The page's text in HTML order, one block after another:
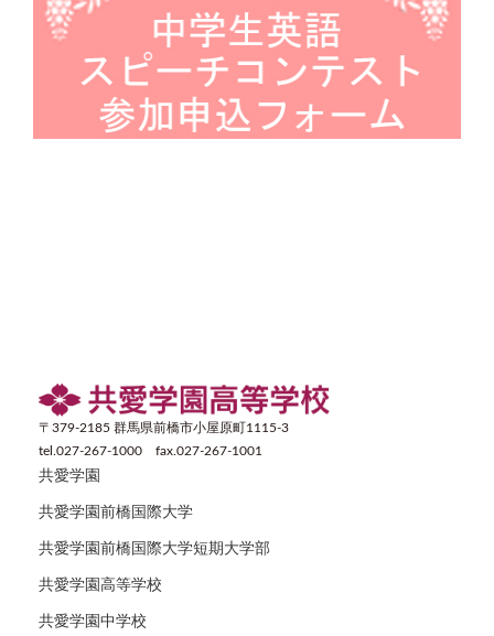
〒379-2185 群馬県前橋市小屋原町1115-3
tel.027-267-1000 fax.027-267-1001
共愛学園
共愛学園前橋国際大学
共愛学園前橋国際大学短期大学部
共愛学園高等学校
共愛学園中学校